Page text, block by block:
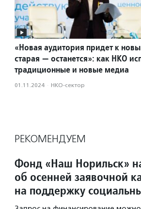
«Новая аудитория придет к
старая — останется»: как НКО
традиционные и новые медиа
01.11.2024 · НКО-сектор
РЕКОМЕНДУЕМ
Фонд «Наш Норильск»
об осенней заявочной
на поддержку